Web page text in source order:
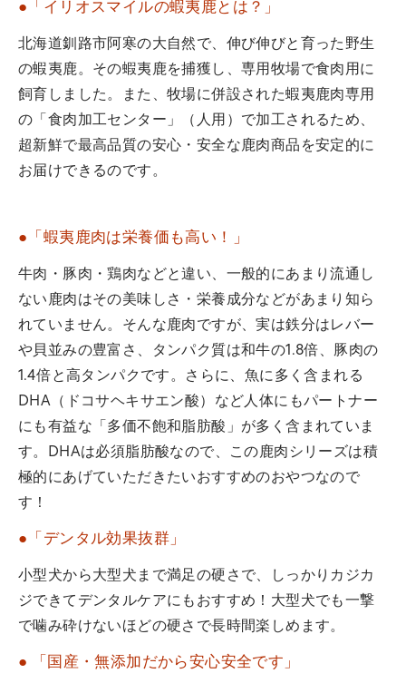
●「イリオスマイルの蝦夷鹿とは？」
北海道釧路市阿寒の大自然で、伸び伸びと育った野生
の蝦夷鹿。その蝦夷鹿を捕獲し、専用牧場で食肉用に
飼育しました。また、牧場に併設された蝦夷鹿肉専用
の「食肉加工センター」（人用）で加工されるため、
超新鮮で最高品質の安心・安全な鹿肉商品を安定的に
お届けできるのです。
●「蝦夷鹿肉は栄養価も高い！」
牛肉・豚肉・鶏肉などと違い、一般的にあまり流通し
ない鹿肉はその美味しさ・栄養成分などがあまり知ら
れていません。そんな鹿肉ですが、実は鉄分はレバー
や貝並みの豊富さ、タンパク質は和牛の1.8倍、豚肉の
1.4倍と高タンパクです。さらに、魚に多く含まれる
DHA（ドコサヘキサエン酸）など人体にもパートナー
にも有益な「多価不飽和脂肪酸」が多く含まれていま
す。DHAは必須脂肪酸なので、この鹿肉シリーズは積
極的にあげていただきたいおすすめのおやつなので
す！
●「デンタル効果抜群」
小型犬から大型犬まで満足の硬さで、しっかりカジカ
ジできてデンタルケアにもおすすめ！大型犬でも一撃
で噛み砕けないほどの硬さで長時間楽しめます。
● 「国産・無添加だから安心安全です」